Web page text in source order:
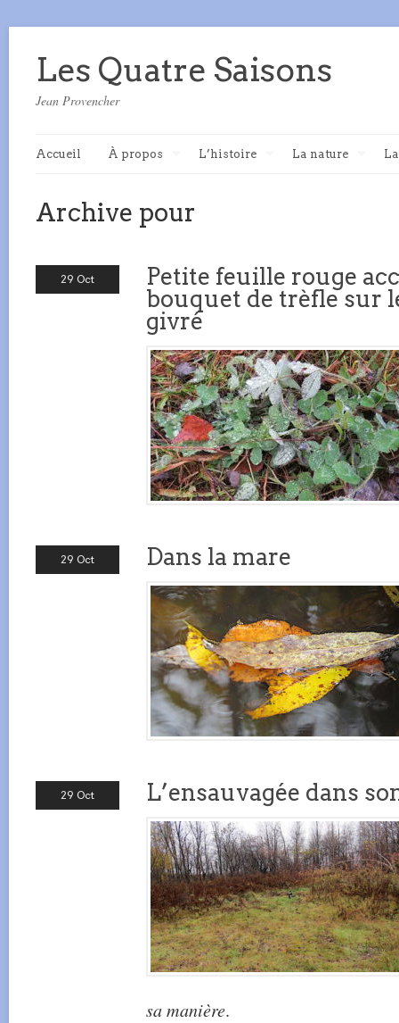
Les Quatre Saisons
Jean Provencher
Accueil À propos L’histoire La nature
Archive pour
29 Oct
Petite feuille rouge
bouquet de trèfle sur
givré
29 Oct Dans la mare
29 Oct L’ensauvagée dans
sa manière.